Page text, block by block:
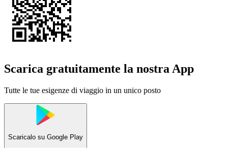
Scarica gratuitamente la nostra App
Tutte le tue esigenze di viaggio in un unico posto
Scaricalo su Google Play